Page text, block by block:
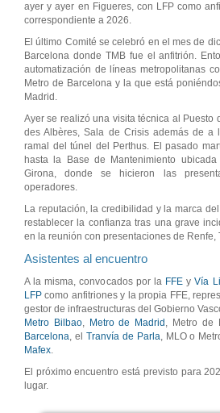
ayer y ayer en Figueres, con LFP como
correspondiente a 2026.
El último Comité se celebró en el mes de
Barcelona donde TMB fue el anfitrión.
automatización de líneas metropolitanas
Metro de Barcelona y la que está
Madrid.
Ayer se realizó una visita técnica al Puesto
des Albères, Sala de Crisis además de a
ramal del túnel del Perthus. El pasado
hasta la Base de Mantenimiento
Girona, donde se hicieron las
operadores.
La reputación, la credibilidad y la marca
restablecer la confianza tras una grave
en la reunión con presentaciones de Renfe,
Asistentes al encuentro
A la misma, convocados por la FFE yVía
LFP como anfitriones y la propia FFE,
gestor de infraestructuras del Gobierno
Metro Bilbao, Metro de Madrid , Metro de
Barcelona, el Tranvía de Parla, MLO o
Mafex.
El próximo encuentro está previsto para
lugar.